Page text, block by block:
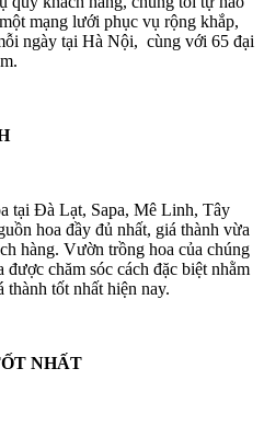
mạng lưới phục vụ rộng khắp,
ngày tại Hà Nội, cùng với 65 đại
tại Đà Lạt, Sapa, Mê Linh, Tây
hoa đầy đủ nhất, giá thành vừa
hàng. Vườn trồng hoa của chúng
chăm sóc cách đặc biệt nhằm
thành tốt nhất hiện nay.
NHẤT